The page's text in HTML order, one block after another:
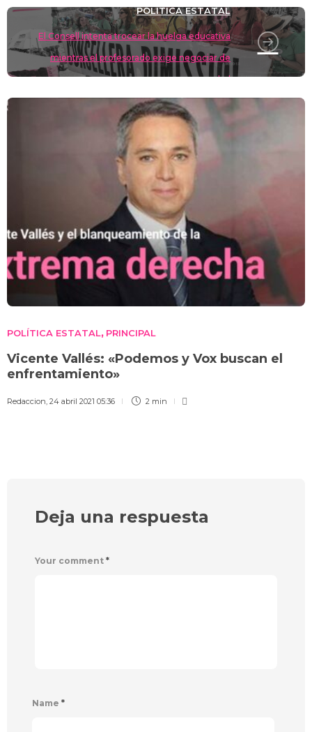
POLÍTICA ESTATAL
El Consell intenta trocear la huelga educativa
mientras el profesorado exige negociar de
verdad
POLÍTICA ESTATAL, PRINCIPAL
Vicente Vallés: «Podemos y Vox buscan el
enfrentamiento»
Redaccion, 24 abril 2021 05:36 2 min
Deja una respuesta
Your comment *
Name *